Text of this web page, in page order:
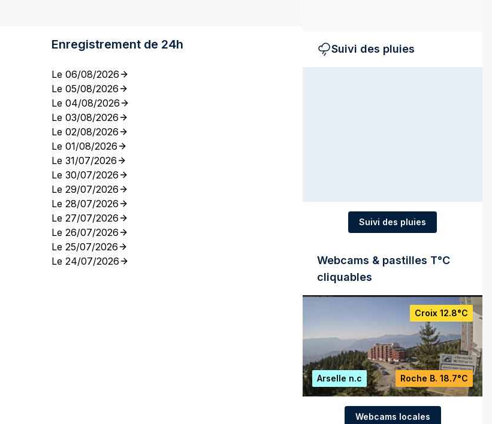
Enregistrement de 24h
Le 06/08/2026
Le 05/08/2026
Le 04/08/2026
Le 03/08/2026
Le 02/08/2026
Le 01/08/2026
Le 31/07/2026
Le 30/07/2026
Le 29/07/2026
Le 28/07/2026
Le 27/07/2026
Le 26/07/2026
Le 25/07/2026
Le 24/07/2026
Suivi des pluies
Suivi des pluies
Webcams & pastilles T°C
cliquables
Croix 12.8°C
Arselle n.c Roche B. 18.7°C
Webcams locales